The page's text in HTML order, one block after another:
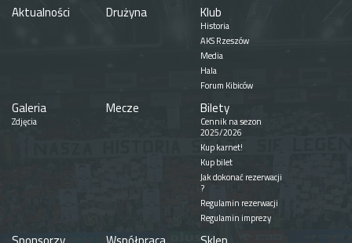
Aktualności Drużyna Klub
Historia
AKS Rzeszów
Media
Hala
Forum Kibiców
Galeria
Zdjęcia
Mecze Bilety
Cennik na sezon
2025/2026
Kup karnet!
Kup bilet
Jak dokonać rezerwacji
?
Regulamin rezerwacji
Regulamin imprezy